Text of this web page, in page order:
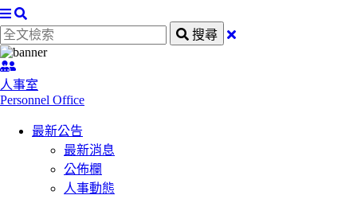
塊
搜
尋
全
文
檢
索
搜尋
關
:::
人事室
Personnel Office
最新公告
最新消息
公佈欄
人事動態